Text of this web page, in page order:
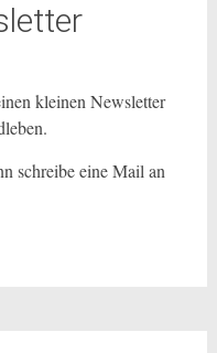
kleinen Newsletter
schreibe eine Mail an